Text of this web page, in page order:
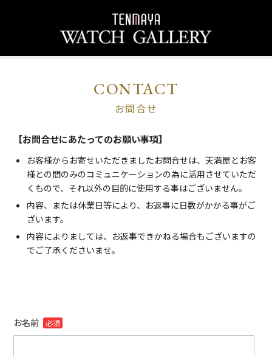
CONTACT
お問合せ
【お問合せにあたってのお願い事項】
お客様からお寄せいただきましたお問合せは、天満屋とお客
様との間のみのコミュニケーションの為に活用させていただ
くもので、それ以外の目的に使用する事はございません。
内容、または休業日等により、お返事に日数がかかる事がご
ざいます。
内容によりましては、お返事できかねる場合もございますの
でご了承くださいませ。
お名前 必須